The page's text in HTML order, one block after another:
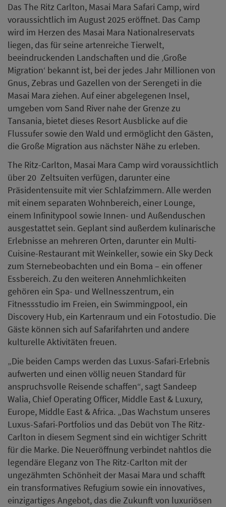
Das The Ritz Carlton, Masai Mara Safari Camp, wird
voraussichtlich im August 2025 eröffnet. Das Camp
wird im Herzen des Masai Mara Nationalreservats
liegen, das für seine artenreiche Tierwelt,
beeindruckenden Landschaften und die ‚Große
Migration‘ bekannt ist, bei der jedes Jahr Millionen von
Gnus, Zebras und Gazellen von der Serengeti in die
Masai Mara ziehen. Auf einer abgelegenen Insel,
umgeben vom Sand River nahe der Grenze zu
Tansania, bietet dieses Resort Ausblicke auf die
Flussufer sowie den Wald und ermöglicht den Gästen,
die Große Migration aus nächster Nähe zu erleben.
The Ritz-Carlton, Masai Mara Camp wird voraussichtlich
über 20 Zeltsuiten verfügen, darunter eine
Präsidentensuite mit vier Schlafzimmern. Alle werden
mit einem separaten Wohnbereich, einer Lounge,
einem Infinitypool sowie Innen- und Außenduschen
ausgestattet sein. Geplant sind außerdem kulinarische
Erlebnisse an mehreren Orten, darunter ein Multi-
Cuisine-Restaurant mit Weinkeller, sowie ein Sky Deck
zum Sternebeobachten und ein Boma – ein offener
Essbereich. Zu den weiteren Annehmlichkeiten
gehören ein Spa- und Wellnesszentrum, ein
Fitnessstudio im Freien, ein Swimmingpool, ein
Discovery Hub, ein Kartenraum und ein Fotostudio. Die
Gäste können sich auf Safarifahrten und andere
kulturelle Aktivitäten freuen.
„Die beiden Camps werden das Luxus-Safari-Erlebnis
aufwerten und einen völlig neuen Standard für
anspruchsvolle Reisende schaffen“, sagt Sandeep
Walia, Chief Operating Officer, Middle East & Luxury,
Europe, Middle East & Africa. „Das Wachstum unseres
Luxus-Safari-Portfolios und das Debüt von The Ritz-
Carlton in diesem Segment sind ein wichtiger Schritt
für die Marke. Die Neueröffnung verbindet nahtlos die
legendäre Eleganz von The Ritz-Carlton mit der
ungezähmten Schönheit der Masai Mara und schafft
ein transformatives Refugium sowie ein innovatives,
einzigartiges Angebot, das die Zukunft von luxuriösen